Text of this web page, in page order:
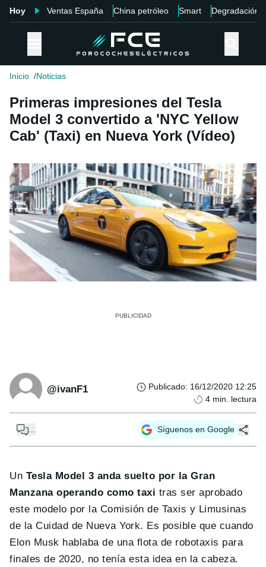
Hoy Ventas España China petróleo Smart Degradación
Inicio Noticias
Primeras impresiones del Tesla
Model 3 convertido a 'NYC Yellow
Cab' (Taxi) en Nueva York (Vídeo)
@ivanF1 Publicado: 16/12/2020 12:25
4 min. lectura
Síguenos en Google
Un Tesla Model 3 anda suelto por la Gran
Manzana operando como taxi tras ser aprobado
este modelo por la Comisión de Taxis y Limusinas
de la Cuidad de Nueva York. Es posible que cuando
Elon Musk hablaba de una flota de robotaxis para
finales de 2020, no tenía esta idea en la cabeza.